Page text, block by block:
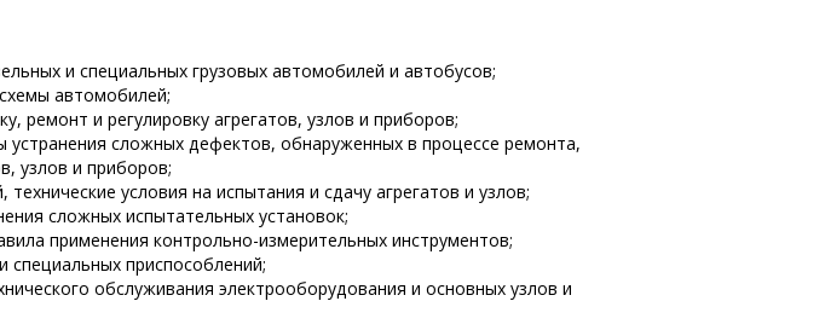
и специальных грузовых автомобилей и автобусов;
автомобилей;
ремонт и регулировку агрегатов, узлов и приборов;
сложных дефектов, обнаруженных в процессе ремонта,
узлов и приборов;
условия на испытания и сдачу агрегатов и узлов;
сложных испытательных установок;
применения контрольно-измерительных инструментов;
специальных приспособлений;
обслуживания электрооборудования и основных узлов и